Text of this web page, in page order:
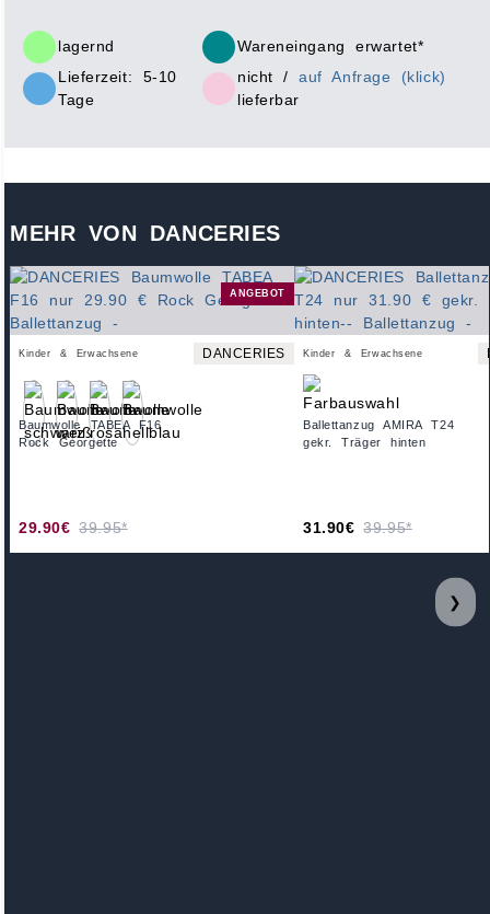
lagernd
Wareneingang erwartet*
Lieferzeit: 5-10
Tage
nicht /auf Anfrage (klick)
lieferbar
MEHR VON DANCERIES
ANGEBOT
Kinder & Erwachsene DANCERIES
Baumwolle TABEA F16
Rock Georgette
29.90€ 39.95*
Kinder & Erwachsene
Ballettanzug AMIRA T24
gekr. Träger hinten
31.90€ 39.95*
❯